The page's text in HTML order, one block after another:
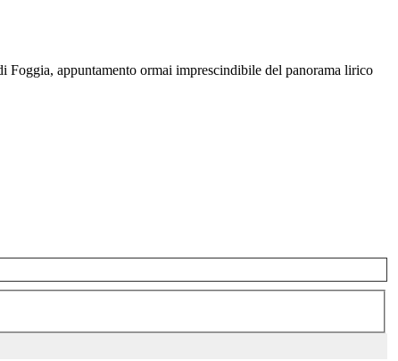
appuntamento ormai imprescindibile del panorama lirico